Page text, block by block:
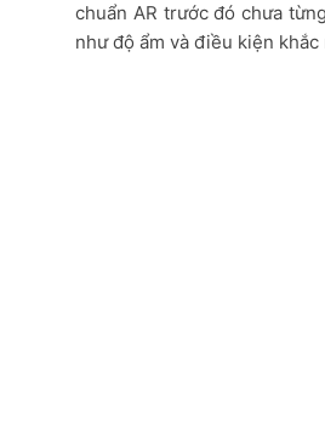
chuẩn AR trước đó chưa
như độ ẩm và điều kiện khắc